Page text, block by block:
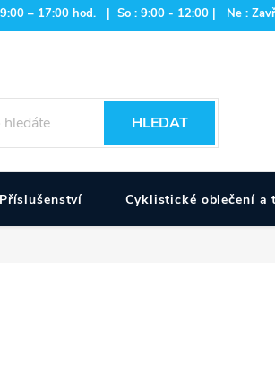
– 17:00 hod. | So : 9:00 - 12:00 | Ne :
HLEDAT
Příslušenství Cyklistické oblečení a